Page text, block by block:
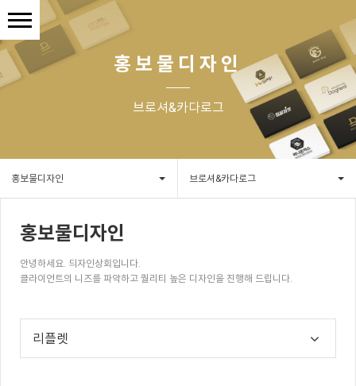
홍보물디자인
브로셔&카다로그
홍보물디자인 브로셔&카다로그
홍보물디자인
안녕하세요. 듸자인상회입니다.
클라이언트의 니즈를 파악하고 퀄리티 높은 디자인을 진행해 드립니다.
리플렛